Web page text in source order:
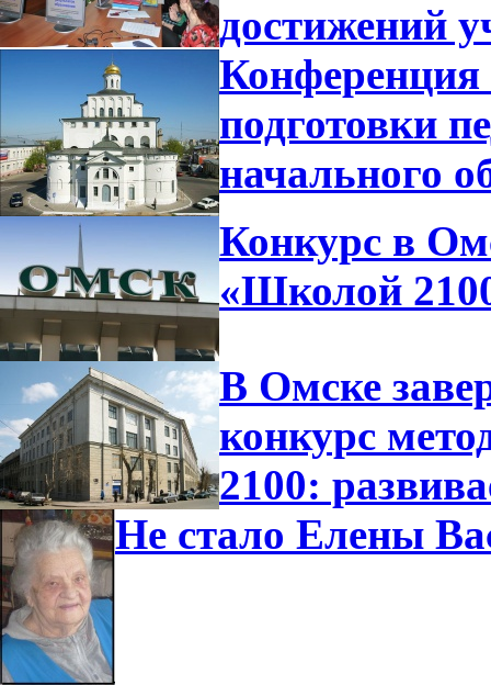
достижений
подготовки
начального
Конкурс в
«Школой
В Омске
конкурс
2100:
Не стало Елены